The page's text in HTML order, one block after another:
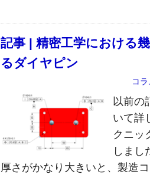
記事 | 精密工学における
るダイヤピン
コラ
以前の
いて詳
クニッ
しまし
厚さがかなり大きいと、製造